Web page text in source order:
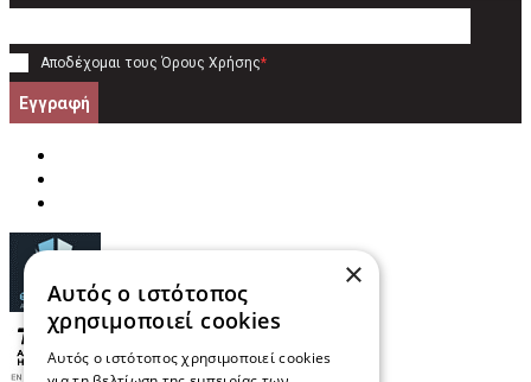
Αποδέχομαι τους Όρους Χρήσης*
Εγγραφή
×
Αυτός ο ιστότοπος
χρησιμοποιεί cookies
Αυτός ο ιστότοπος χρησιμοποιεί cookies